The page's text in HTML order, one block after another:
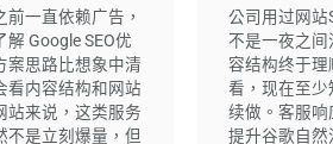
一直依赖广告，
Google SEO优
案思路比想象中清
看内容结构和网站
站来说，这类服务
不是立刻爆量，但
公司用过网站
不是一夜之
容结构终于理
看，现在至少
续做。客服响
提升谷歌自然